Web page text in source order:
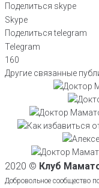
Поделиться skype
Skype
Поделиться telegram
Telegram
160
Другие связанные
комплекс
Как
затылка
коленного
делать
Удаление
убрать
Польза
плане
для
10
2020 © Клуб
Добровольное сообщество